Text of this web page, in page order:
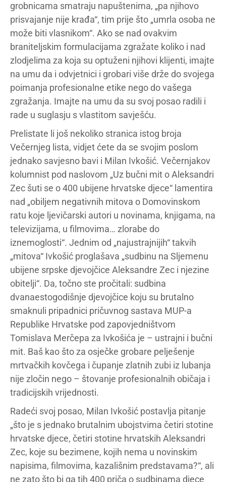
grobnicama smatraju napuštenima, „pa njihovo
prisvajanje nije krađa“, tim prije što „umrla osoba ne
može biti vlasnikom“. Ako se nad ovakvim
braniteljskim formulacijama zgražate koliko i nad
zlodjelima za koja su optuženi njihovi klijenti, imajte
na umu da i odvjetnici i grobari više drže do svojega
poimanja profesionalne etike nego do vašega
zgražanja. Imajte na umu da su svoj posao radili i
rade u suglasju s vlastitom savješću.
Prelistate li još nekoliko stranica istog broja
Večernjeg lista, vidjet ćete da se svojim poslom
jednako savjesno bavi i Milan Ivkošić. Večernjakov
kolumnist pod naslovom „Uz bučni mit o Aleksandri
Zec šuti se o 400 ubijene hrvatske djece“ lamentira
nad „obiljem negativnih mitova o Domovinskom
ratu koje ljevičarski autori u novinama, knjigama, na
televizijama, u filmovima… zlorabe do
iznemoglosti“. Jednim od „najustrajnijih“ takvih
„mitova“ Ivkošić proglašava „sudbinu na Sljemenu
ubijene srpske djevojčice Aleksandre Zec i njezine
obitelji“. Da, točno ste pročitali: sudbina
dvanaestogodišnje djevojčice koju su brutalno
smaknuli pripadnici pričuvnog sastava MUP-a
Republike Hrvatske pod zapovjedništvom
Tomislava Merčepa za Ivkošića je – ustrajni i bučni
mit. Baš kao što za osječke grobare pelješenje
mrtvačkih kovčega i čupanje zlatnih zubi iz lubanja
nije zločin nego – štovanje profesionalnih običaja i
tradicijskih vrijednosti.
Radeći svoj posao, Milan Ivkošić postavlja pitanje
„što je s jednako brutalnim ubojstvima četiri stotine
hrvatske djece, četiri stotine hrvatskih Aleksandri
Zec, koje su bezimene, kojih nema u novinskim
napisima, filmovima, kazališnim predstavama?“, ali
ne zato što bi ga tih 400 priča o sudbinama djece